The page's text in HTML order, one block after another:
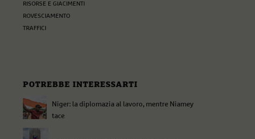
RISORSE E GIACIMENTI
ROVESCIAMENTO
TRAFFICI
POTREBBE INTERESSARTI
Niger: la diplomazia al lavoro, mentre Niamey
tace